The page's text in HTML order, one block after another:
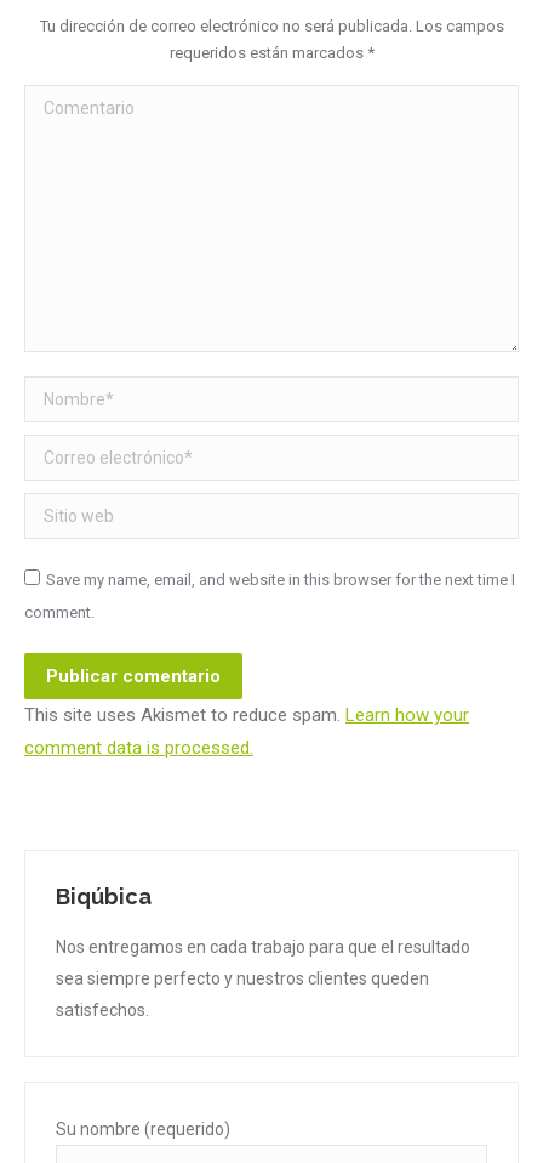
Tu dirección de correo electrónico no será publicada. Los campos
requeridos están marcados *
Comentario
Nombre *
Correo electrónico *
Sitio web
Save my name, email, and website in this browser for the next time I
comment.
Publicar comentario
This site uses Akismet to reduce spam. Learn how your
comment data is processed.
Biqúbica
Nos entregamos en cada trabajo para que el resultado
sea siempre perfecto y nuestros clientes queden
satisfechos.
Su nombre (requerido)